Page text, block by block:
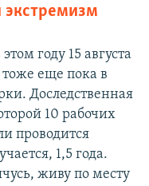
году 15 августа
тоже еще пока в
Доследственная
10 рабочих
проводится
1,5 года.
живу по месту